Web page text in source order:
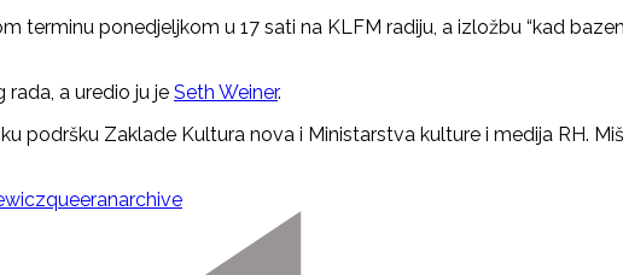
terminu ponedjeljkom u 17 sati na KLFM radiju, a izložbu “kad
a uredio ju je Seth Weiner.
podršku Zaklade Kultura nova i Ministarstva kulture i medija RH.
queeranarchive